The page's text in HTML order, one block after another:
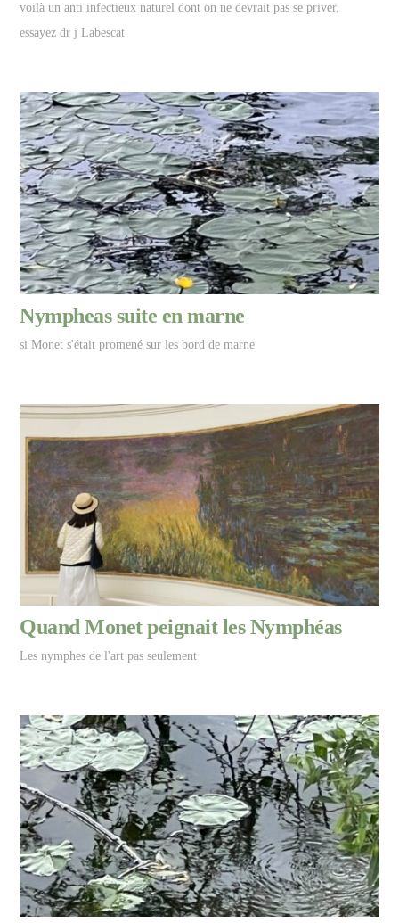
voilà un anti infectieux naturel dont on ne devrait pas se priver,
essayez dr j Labescat
Nympheas suite en marne
si Monet s'était promené sur les bord de marne
Quand Monet peignait les Nymphéas
Les nymphes de l'art pas seulement